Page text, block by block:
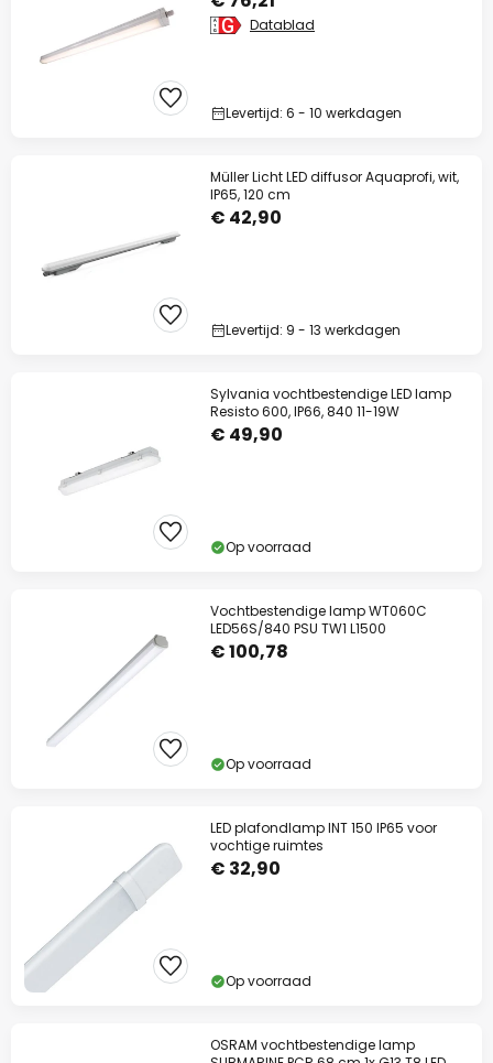
Datablad
Levertijd: 6 - 10 werkdagen
Müller Licht LED diffusor Aquaprofi, wit,
IP65, 120 cm
€ 42,90
Levertijd: 9 - 13 werkdagen
Sylvania vochtbestendige LED lamp
Resisto 600, IP66, 840 11-19W
€ 49,90
Op voorraad
Vochtbestendige lamp WT060C
LED56S/840 PSU TW1 L1500
€ 100,78
Op voorraad
LED plafondlamp INT 150 IP65 voor
vochtige ruimtes
€ 32,90
Op voorraad
OSRAM vochtbestendige lamp